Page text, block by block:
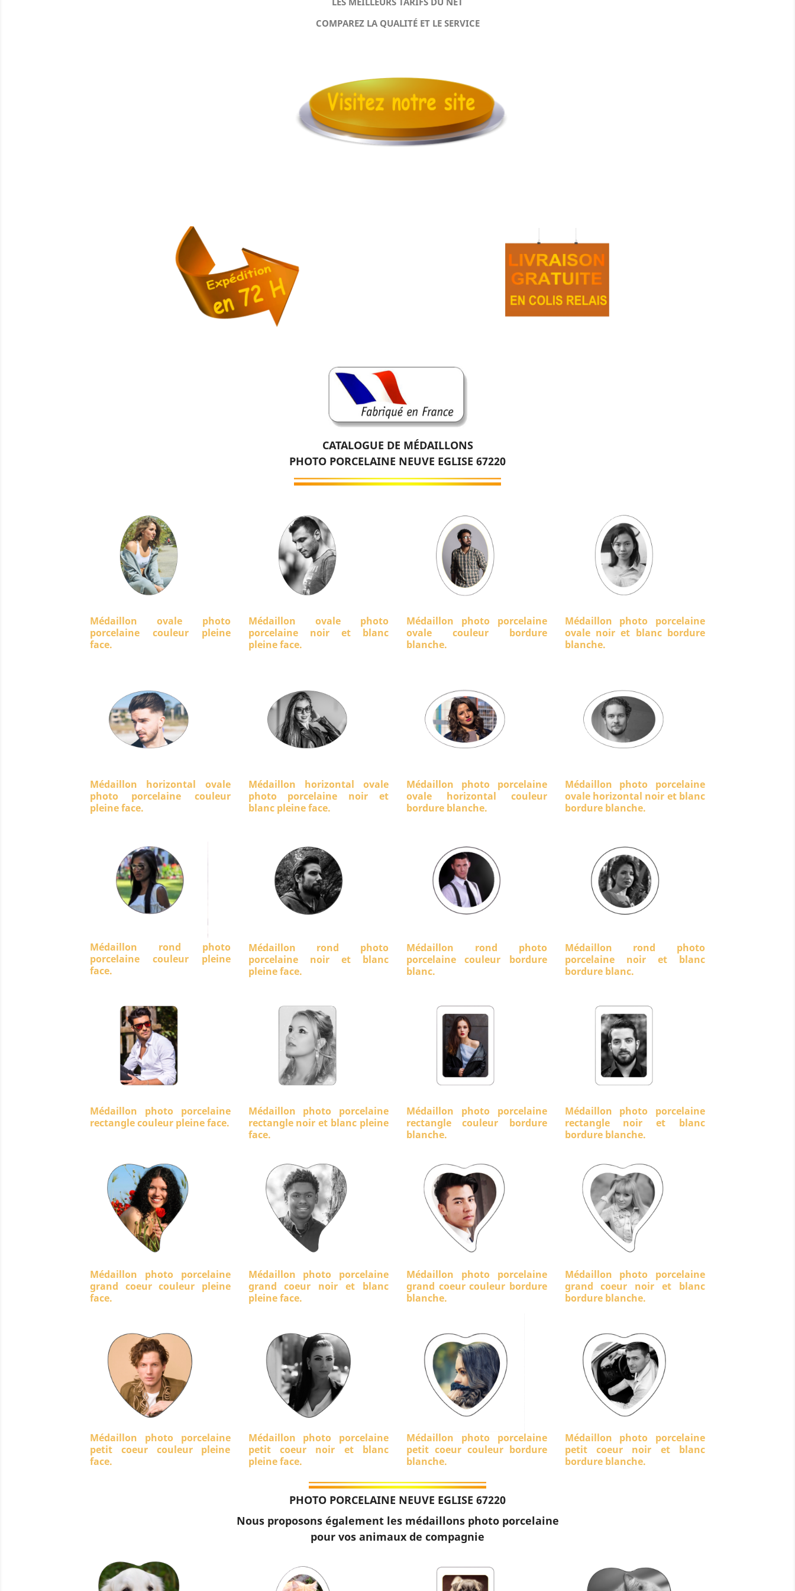
COMPAREZ LA QUALITÉ ET LE SERVICE
CATALOGUE DE MÉDAILLONS
PHOTO PORCELAINE NEUVE EGLISE 67220
Médaillon ovale photo
porcelaine couleur pleine
face.
Médaillon ovale photo
porcelaine noir et blanc
pleine face.
Médaillon photo porcelaine
ovale couleur bordure
blanche.
Médaillon photo porcelaine
ovale noir et blanc bordure
blanche.
Médaillon horizontal ovale
photo porcelaine couleur
pleine face.
Médaillon horizontal ovale
photo porcelaine noir et
blanc pleine face.
Médaillon photo porcelaine
ovale horizontal couleur
bordure blanche.
Médaillon photo porcelaine
ovale horizontal noir et blanc
bordure blanche.
Médaillon rond photo
porcelaine couleur pleine
face.
Médaillon rond photo
porcelaine noir et blanc
pleine face.
Médaillon rond photo
porcelaine couleur bordure
blanc.
Médaillon rond photo
porcelaine noir et blanc
bordure blanc.
Médaillon photo porcelaine
rectangle couleur pleine face.
Médaillon photo porcelaine
rectangle noir et blanc pleine
face.
Médaillon photo porcelaine
rectangle couleur bordure
blanche.
Médaillon photo porcelaine
rectangle noir et blanc
bordure blanche.
Médaillon photo porcelaine
grand coeur couleur pleine
face.
Médaillon photo porcelaine
grand coeur noir et blanc
pleine face.
Médaillon photo porcelaine
grand coeur couleur bordure
blanche.
Médaillon photo porcelaine
grand coeur noir et blanc
bordure blanche.
Médaillon photo porcelaine
petit coeur couleur pleine
face.
Médaillon photo porcelaine
petit coeur noir et blanc
pleine face.
Médaillon photo porcelaine
petit coeur couleur bordure
blanche.
Médaillon photo porcelaine
petit coeur noir et blanc
bordure blanche.
PHOTO PORCELAINE NEUVE EGLISE 67220
Nous proposons également les médaillons photo porcelaine
pour vos animaux de compagnie